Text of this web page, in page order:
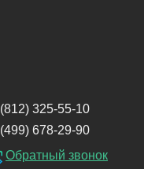
(812) 325-55-10
(499) 678-29-90
Обратный звонок